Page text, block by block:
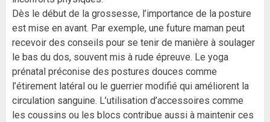
Dès le début de la grossesse, l’importance de la posture
est mise en avant. Par exemple, une future maman peut
recevoir des conseils pour se tenir de manière à soulager
le bas du dos, souvent mis à rude épreuve. Le yoga
prénatal préconise des postures douces comme
l’étirement latéral ou le guerrier modifié qui améliorent la
circulation sanguine. L’utilisation d’accessoires comme
les coussins ou les blocs contribue aussi à maintenir ces